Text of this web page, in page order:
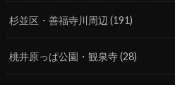
杉並区・善福寺川周辺(191)
桃井原っぱ公園・観泉寺(28)